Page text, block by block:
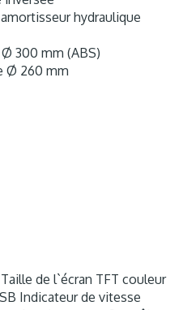
hydraulique
300 mm (ABS)
Ø 260 mm
de l`écran TFT couleur
Indicateur de vitesse